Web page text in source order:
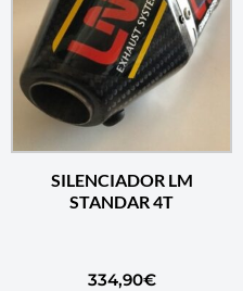
SILENCIADOR LM
STANDAR 4T
334,90€